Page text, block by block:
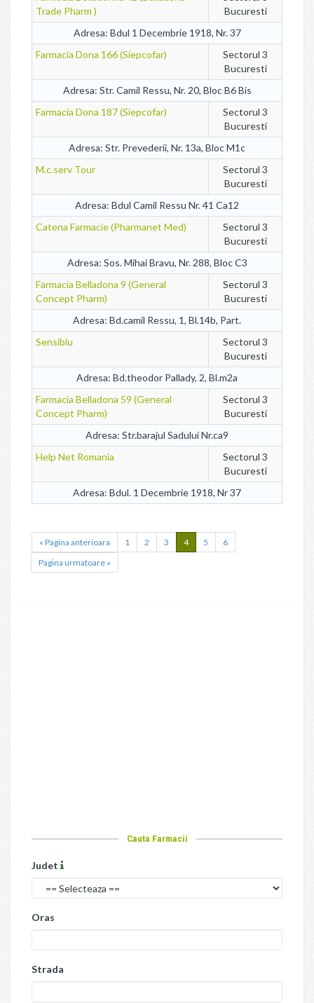
Trade Pharm )
Bucuresti
Adresa: Bdul 1 Decembrie 1918, Nr. 37
Farmacia Dona 166 (Siepcofar)
Sectorul 3
Bucuresti
Adresa: Str. Camil Ressu, Nr. 20, Bloc B6 Bis
Farmacia Dona 187 (Siepcofar)
Sectorul 3
Bucuresti
Adresa: Str. Prevederii, Nr. 13a, Bloc M1c
M.c.serv Tour
Sectorul 3
Bucuresti
Adresa: Bdul Camil Ressu Nr. 41 Ca12
Catena Farmacie (Pharmanet Med)
Sectorul 3
Bucuresti
Adresa: Sos. Mihai Bravu, Nr. 288, Bloc C3
Farmacia Belladona 9 (General
Concept Pharm)
Sectorul 3
Bucuresti
Adresa: Bd.camil Ressu, 1, Bl.14b, Part.
Sensiblu
Sectorul 3
Bucuresti
Adresa: Bd.theodor Pallady, 2, Bl.m2a
Farmacia Belladona 59 (General
Concept Pharm)
Sectorul 3
Bucuresti
Adresa: Str.barajul Sadului Nr.ca9
Help Net Romania
Sectorul 3
Bucuresti
Adresa: Bdul. 1 Decembrie 1918, Nr 37
« Pagina anterioara 1 2 3 4 5
6
Pagina urmatoare »
Cauta Farmacii
Judet
Oras
Strada